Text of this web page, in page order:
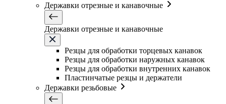
Державки отрезные и канавочные
Державки отрезные и канавочные
Резцы для обработки торцевых канавок
Резцы для обработки наружных канавок
Резцы для обработки внутренних канавок
Пластинчатые резцы и держатели
Державки резьбовые